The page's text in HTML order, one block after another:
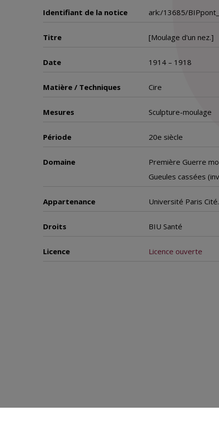
Identifiant de la notice ark:/13685/
Titre [Moulage d'un nez.]
Date 1914 – 1918
Matière / Techniques Cire
Mesures Sculpture-moulage
Période 20e siècle
Domaine
Première Guerre
Gueules cassées
Appartenance Université Paris
Droits BIU Santé
Licence Licence ouverte